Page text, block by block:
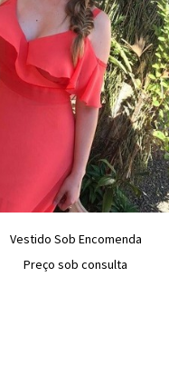
Vestido Sob Encomenda
Preço sob consulta